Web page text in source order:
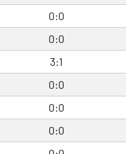
0:0
0:0
3:1
0:0
0:0
0:0